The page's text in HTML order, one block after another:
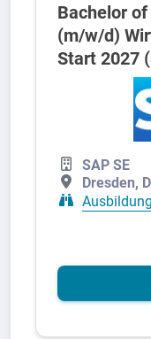
Bachelor
(m/w/d)
Start 2027
SAP SE
Dresden,